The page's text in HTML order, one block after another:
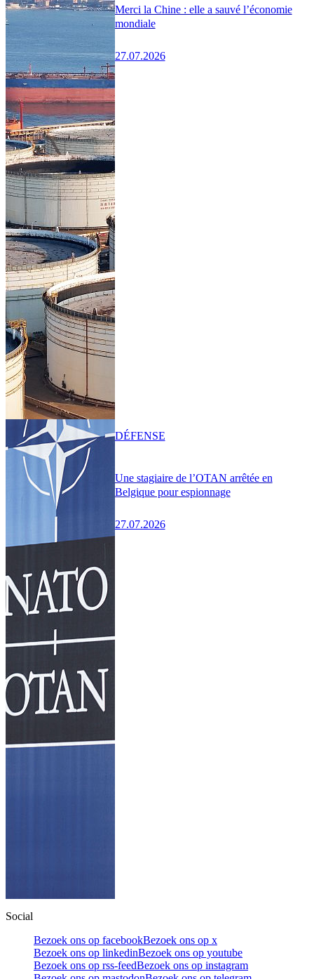
Merci la Chine : elle a sauvé l’économie
mondiale
27.07.2026
Une stagiaire de l’OTAN arrêtée en
Belgique pour espionnage
27.07.2026
DÉFENSE
Social
Bezoek ons op facebookBezoek ons op x
Bezoek ons op linkedinBezoek ons op youtube
Bezoek ons op rss-feedBezoek ons op instagram